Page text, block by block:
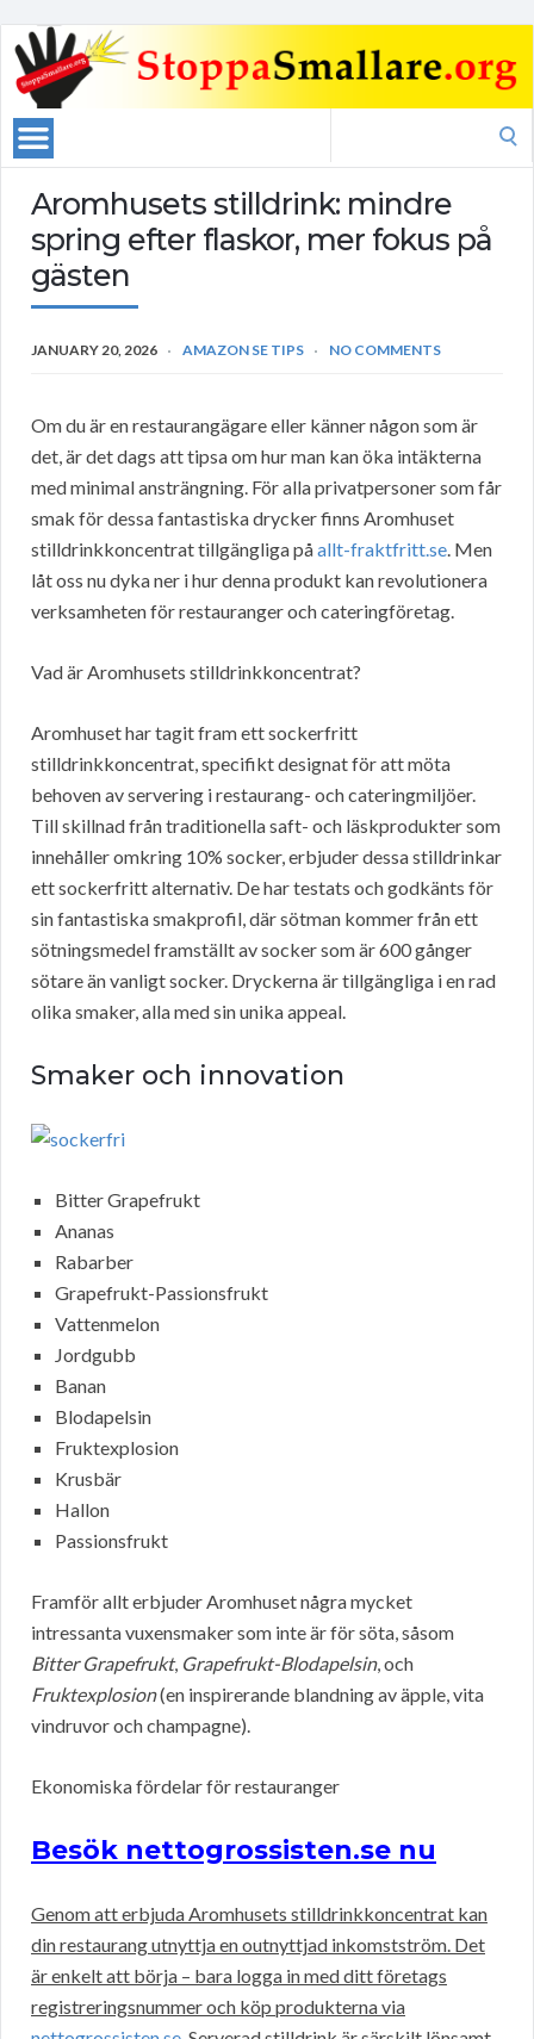
Aromhusets stilldrink: mindre
spring efter flaskor, mer fokus på
gästen
JANUARY 20, 2026 AMAZON SE TIPS NO COMMENTS
Om du är en restaurangägare eller känner någon som är
det, är det dags att tipsa om hur man kan öka intäkterna
med minimal ansträngning. För alla privatpersoner som får
smak för dessa fantastiska drycker finns Aromhuset
stilldrinkkoncentrat tillgängliga påallt-fraktfritt.se. Men
låt oss nu dyka ner i hur denna produkt kan revolutionera
verksamheten för restauranger och cateringföretag.
Vad är Aromhusets stilldrinkkoncentrat?
Aromhuset har tagit fram ett sockerfritt
stilldrinkkoncentrat, specifikt designat för att möta
behoven av servering i restaurang- och cateringmiljöer.
Till skillnad från traditionella saft- och läskprodukter som
innehåller omkring 10% socker, erbjuder dessa stilldrinkar
ett sockerfritt alternativ. De har testats och godkänts för
sin fantastiska smakprofil, där sötman kommer från ett
sötningsmedel framställt av socker som är 600 gånger
sötare än vanligt socker. Dryckerna är tillgängliga i en rad
olika smaker, alla med sin unika appeal.
Smaker och innovation
Bitter Grapefrukt
Ananas
Rabarber
Grapefrukt-Passionsfrukt
Vattenmelon
Jordgubb
Banan
Blodapelsin
Fruktexplosion
Krusbär
Hallon
Passionsfrukt
Framför allt erbjuder Aromhuset några mycket
intressanta vuxensmaker som inte är för söta, såsom
Bitter Grapefrukt, Grapefrukt-Blodapelsin, och
Fruktexplosion(en inspirerande blandning av äpple, vita
vindruvor och champagne).
Ekonomiska fördelar för restauranger
Besök nettogrossisten.se nu
Genom att erbjuda Aromhusets stilldrinkkoncentrat kan
din restaurang utnyttja en outnyttjad inkomstström. Det
är enkelt att börja – bara logga in med ditt företags
registreringsnummer och köp produkterna via